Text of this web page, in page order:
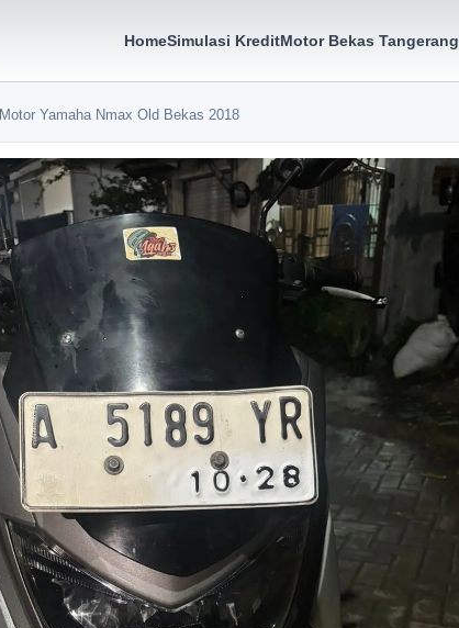
HomeSimulasi KreditMotor Bekas Tangerang
Motor Yamaha Nmax Old Bekas 2018